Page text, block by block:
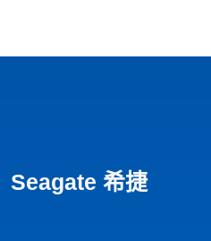
Seagate 希捷